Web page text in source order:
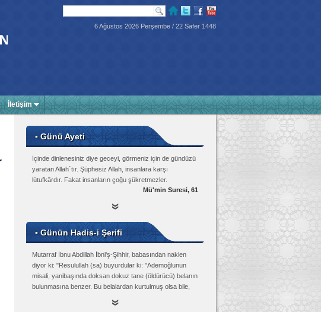
6 Ağustos 2026 Perşembe / 22 Safer 1448
İletişim
▪ Günü Ayeti
İçinde dinlenesiniz diye geceyi, görmeniz için de gündüzü
yaratan Allah´tır. Şüphesiz Allah, insanlara karşı
lütufkârdır. Fakat insanların çoğu şükretmezler.
Mü'min Suresi, 61
▪ Günün Hadis-i Şerifi
Mutarraf İbnu Abdillah İbni'ş-Şihhir, babasından naklen
diyor ki: "Resulullah (sa) buyurdular ki: "Ademoğlunun
misali, yanibaşında doksan dokuz tane (öldürücü) belanın
bulunmasına benzer. Bu belalardan kurtulmuş olsa bile,